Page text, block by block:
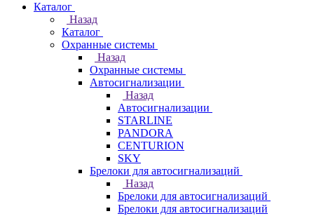
Каталог
Назад
Каталог
Охранные системы
Назад
Охранные системы
Автосигнализации
Назад
Автосигнализации
STARLINE
PANDORA
CENTURION
SKY
Брелоки для автосигнализаций
Назад
Брелоки для автосигнализаций
Брелоки для автосигнализаций